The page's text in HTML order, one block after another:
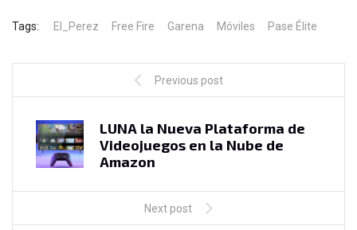
Tags: El_Perez Free Fire Garena Móviles Pase Élite
Previous post
LUNA la Nueva Plataforma de
Videojuegos en la Nube de
Amazon
Next post